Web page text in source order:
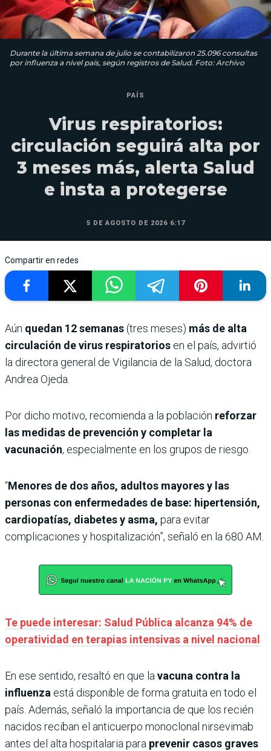
Durante la última semana de julio se contabilizaron 25.096 consultas
por influenza a nivel país, según registros de Salud. Foto: Archivo
PAÍS
Virus respiratorios:
circulación seguirá alta por
3 meses más, alerta Salud
e insta a protegerse
5 DE AGOSTO DE 2026 6:17
Compartir en redes
Aún quedan 12 semanas(tres meses) más de alta
circulación de virus respiratorios en el país, advirtió
la directora general de Vigilancia de la Salud, doctora
Andrea Ojeda.
Por dicho motivo, recomienda a la población reforzar
las medidas de prevención y completar la
vacunación, especialmente en los grupos de riesgo.
“Menores de dos años, adultos mayores y las
personas con enfermedades de base: hipertensión,
cardiopatías, diabetes y asma, para evitar
complicaciones y hospitalización”, señaló en la 680 AM.
Te puede interesar: Salud Pública alcanza 94% de
operatividad en terapias intensivas a nivel nacional
En ese sentido, resaltó en que lavacuna contra la
influenza está disponible de forma gratuita en todo el
país. Además, señaló la importancia de que los recién
nacidos reciban el anticuerpo monoclonal nirsevimab
antes del alta hospitalaria para prevenir casos graves